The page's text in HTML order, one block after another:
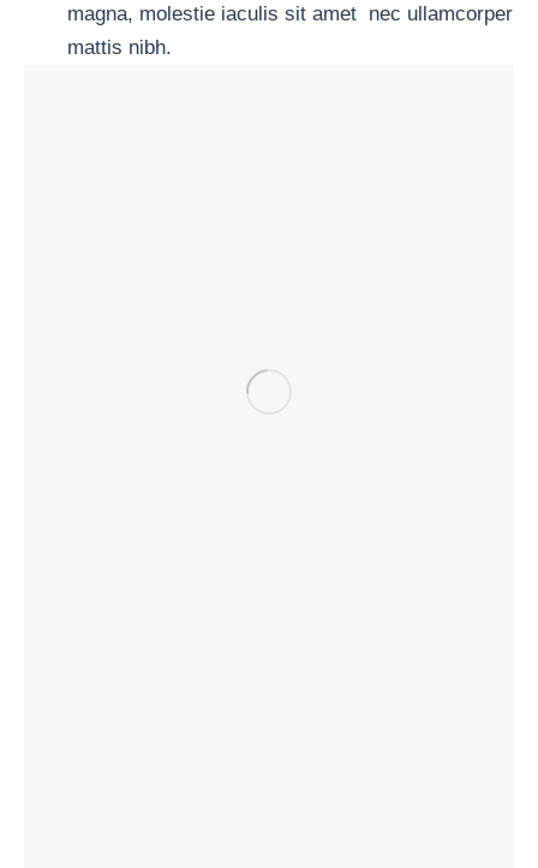
magna, molestie iaculis sit amet nec ullamcorper
mattis nibh.